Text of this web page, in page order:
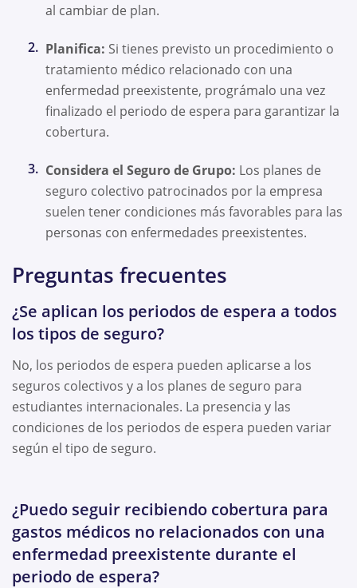
al cambiar de plan.
Planifica: Si tienes previsto un procedimiento o
tratamiento médico relacionado con una
enfermedad preexistente, prográmalo una vez
finalizado el periodo de espera para garantizar la
cobertura.
Considera el Seguro de Grupo: Los planes de
seguro colectivo patrocinados por la empresa
suelen tener condiciones más favorables para las
personas con enfermedades preexistentes.
Preguntas frecuentes
¿Se aplican los periodos de espera a todos
los tipos de seguro?
No, los periodos de espera pueden aplicarse a los
seguros colectivos y a los planes de seguro para
estudiantes internacionales. La presencia y las
condiciones de los periodos de espera pueden variar
según el tipo de seguro.
¿Puedo seguir recibiendo cobertura para
gastos médicos no relacionados con una
enfermedad preexistente durante el
periodo de espera?